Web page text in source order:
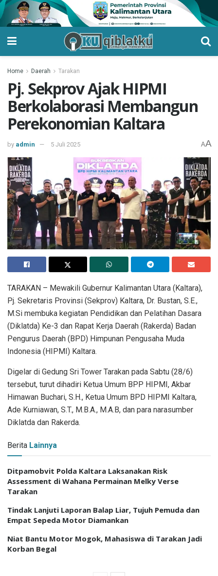
Home Daerah Tarakan
Pj. Sekprov Ajak HIPMI
Berkolaborasi Membangun
Perekonomian Kaltara
by admin 5 Juli 2025 AA
TARAKAN – Mewakili Gubernur Kalimantan Utara (Kaltara),
Pj. Sekretaris Provinsi (Sekprov) Kaltara, Dr. Bustan, S.E.,
M.Si membuka kegiatan Pendidikan dan Pelatihan Dasara
(Diklatda) Ke-3 dan Rapat Kerja Daerah (Rakerda) Badan
Pengurus Daerah (BPD) Himpunan Pengusaha Muda
Indonesia (HIPMI) Kaltara.
Digelar di Gedung Sri Tower Tarakan pada Sabtu (28/6)
tersebut, turut dihadiri Ketua Umum BPP HIPMI, Akbar
Himawan Buchari, S.H., Ketua Umum BPD HIPMI Kaltara,
Ade Kurniawan, S.T., M.B.A., M.A.B, dan para narasumber
Diklatda dan Rakerda.
Berita Lainnya
Ditpamobvit Polda Kaltara Laksanakan Risk
Assessment di Wahana Permainan Melky Verse
Tarakan
Tindak Lanjuti Laporan Balap Liar, Tujuh Pemuda dan
Empat Sepeda Motor Diamankan
Niat Bantu Motor Mogok, Mahasiswa di Tarakan Jadi
Korban Begal